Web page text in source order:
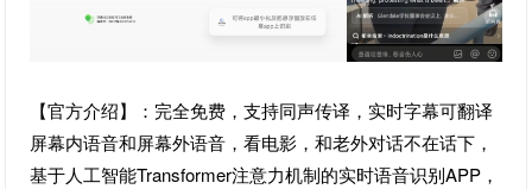
【官方介绍】：完全免费，支持同声传译，实时字幕可翻译
屏幕内语音和屏幕外语音，看电影，和老外对话不在话下，
基于人工智能Transformer注意力机制的实时语音识别APP，